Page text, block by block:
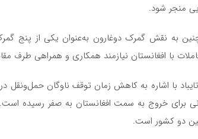
منجر شود.
به نقش گمرک دوغارون به‌عنوان یکی از پنج
با افغانستان نیازمند همکاری و همراهی طرف
تایباد با اشاره به کاهش زمان توقف ناوگان
برای خروج به سمت افغانستان به صفر رسیده
دو کشور است.